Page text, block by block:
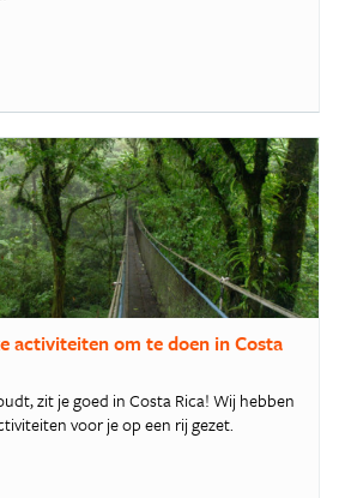
activiteiten om te doen in Costa
zit je goed in Costa Rica! Wij hebben
voor je op een rij gezet.